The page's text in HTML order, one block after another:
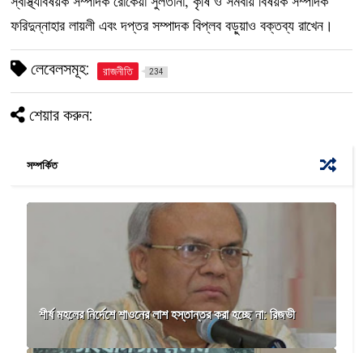
ফরিদুন্নাহার লায়লী এবং দপ্তর সম্পাদক বিপ্লব বড়ুয়াও বক্তব্য রাখেন।
লেবেলসমূহ: রাজনীতি 234
শেয়ার করুন:
সম্পর্কিত
শীর্ষ মহলের নির্দেশে শাওনের লাশ হস্তান্তর করা হচ্ছে না: রিজভী